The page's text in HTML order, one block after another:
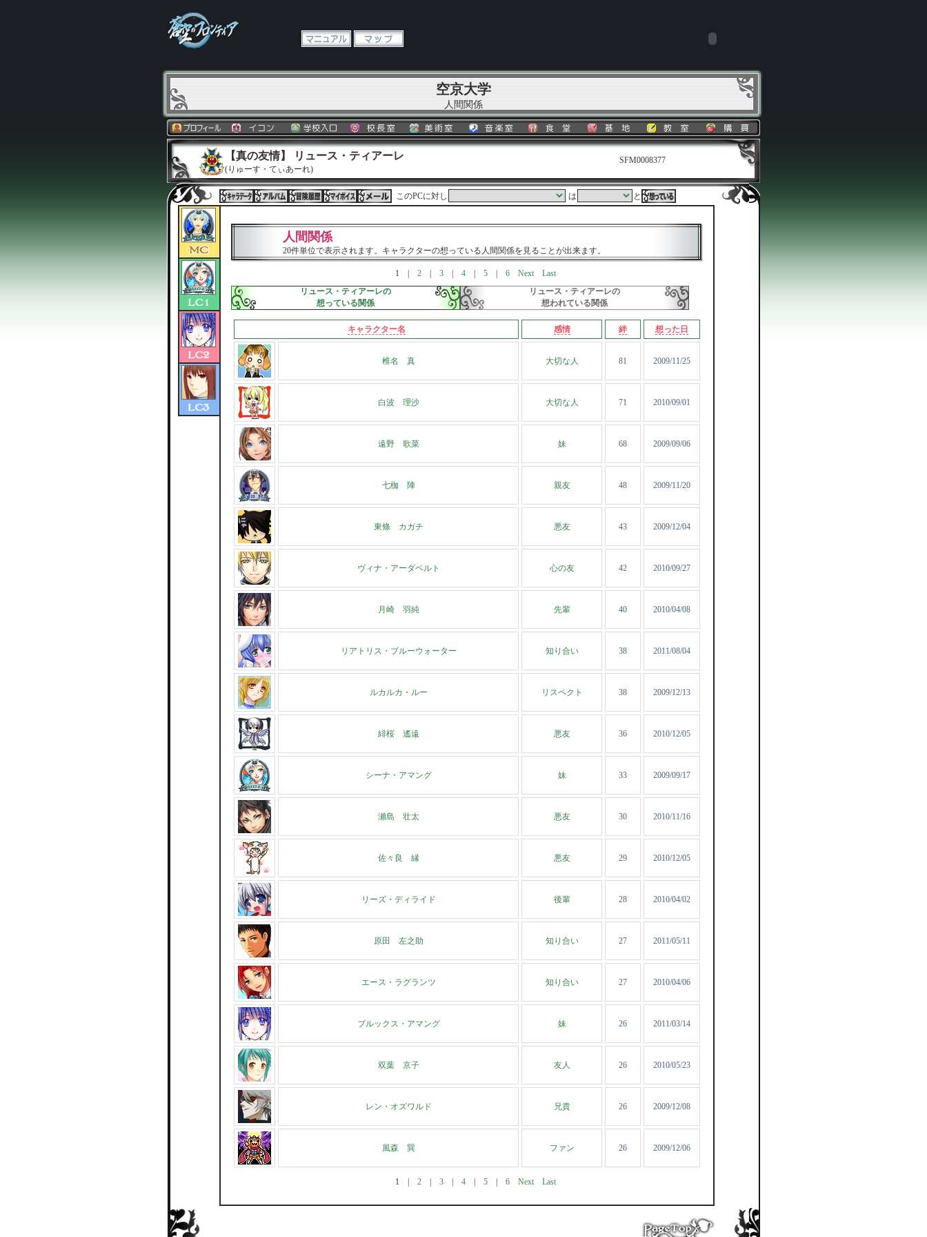
空京大学
人間関係
【真の友情】 リュース・ティアーレ
(りゅーす・てぃあーれ)
SFM0008377
このPCに対し は と
人間関係
20件単位で表示されます。キャラクターの想っている人間関係を見ることが出来ます。
1 2| 3| 4| 5| 6 Next
Last
リュース・ティアーレの
想っている関係
リュース・ティアーレの
想われている関係
キャラクター名 感情 絆 想った日
椎名 真 大切な人 81 2009/11/25
白波 理沙 大切な人 71 2010/09/01
遠野 歌菜 妹 68 2009/09/06
七枷 陣 親友 48 2009/11/20
東條 カガチ 悪友 43 2009/12/04
ヴィナ・アーダベルト 心の友 42 2010/09/27
月崎 羽純 先輩 40 2010/04/08
リアトリス・ブルーウォーター 知り合い 38 2011/08/04
ルカルカ・ルー リスペクト 38 2009/12/13
緋桜 遙遠 悪友 36 2010/12/05
シーナ・アマング 妹 33 2009/09/17
瀬島 壮太 悪友 30 2010/11/16
佐々良 縁 悪友 29 2010/12/05
リーズ・ディライド 後輩 28 2010/04/02
原田 左之助 知り合い 27 2011/05/11
エース・ラグランツ 知り合い 27 2010/04/06
ブルックス・アマング 妹 26 2011/03/14
双葉 京子 友人 26 2010/05/23
レン・オズワルド 兄貴 26 2009/12/08
風森 巽 ファン 26 2009/12/06
1 2| 3| 4| 5| 6 Next Last